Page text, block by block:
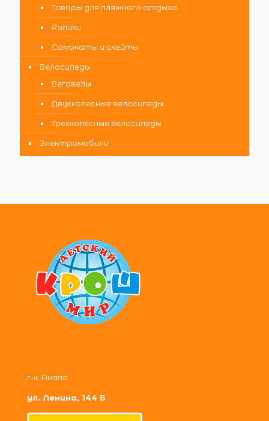
Товары для пляжного отдыха
Ролики
Самокаты и скейты
Велосипеды
Беговелы
Двухколесные велосипеды
Трехколесные велосипеды
Электромобили
г-к. Анапа
ул. Ленина, 144 Б